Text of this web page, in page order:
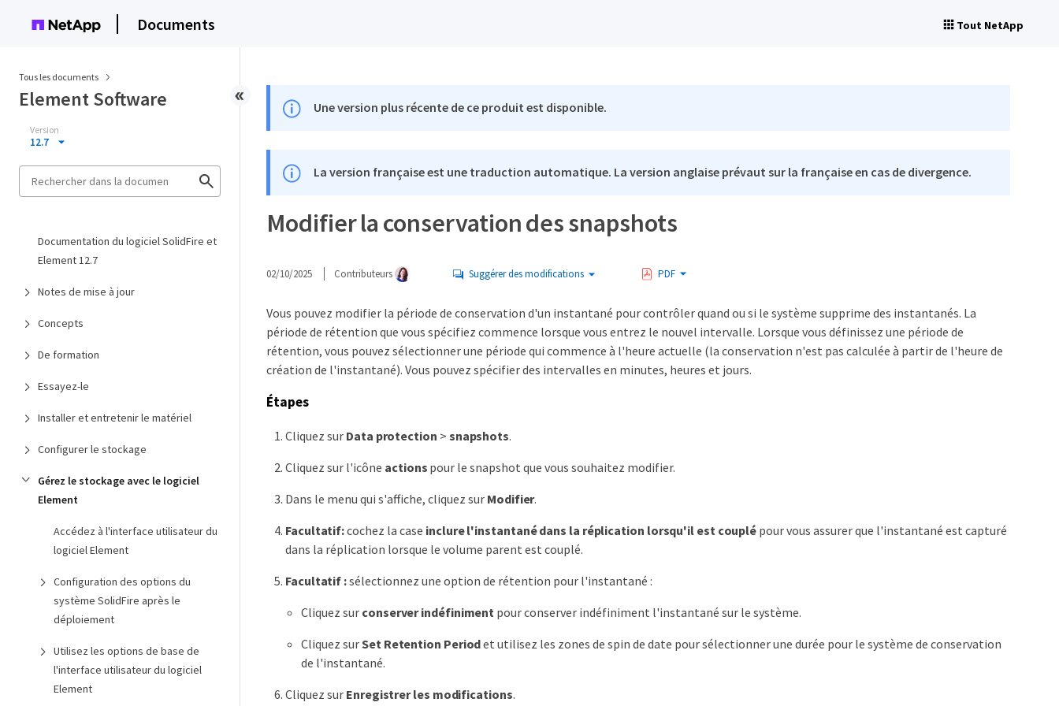
Documents Tout NetApp
Tous les documents
Element Software
Version
12.7
Documentation du logiciel SolidFire et
Element 12.7
Notes de mise à jour
Concepts
De formation
Essayez-le
Installer et entretenir le matériel
Configurer le stockage
Gérez le stockage avec le logiciel
Element
Accédez à l'interface utilisateur du
logiciel Element
Configuration des options du
système SolidFire après le
déploiement
Utilisez les options de base de
l'interface utilisateur du logiciel
Element
Une version plus récente de ce produit est disponible.
La version française est une traduction automatique. La version anglaise prévaut sur la française en cas de divergence.
Modifier la conservation des snapshots
02/10/2025 Contributeurs Suggérer des modifications PDF
Vous pouvez modifier la période de conservation d'un instantané pour contrôler quand ou si le système supprime des instantanés. La
période de rétention que vous spécifiez commence lorsque vous entrez le nouvel intervalle. Lorsque vous définissez une période de
rétention, vous pouvez sélectionner une période qui commence à l'heure actuelle (la conservation n'est pas calculée à partir de l'heure de
création de l'instantané). Vous pouvez spécifier des intervalles en minutes, heures et jours.
Étapes
Cliquez sur Data protection > snapshots.
Cliquez sur l'icône actions pour le snapshot que vous souhaitez modifier.
Dans le menu qui s'affiche, cliquez sur Modifier.
Facultatif:cochez la case inclure l'instantané dans la réplication lorsqu'il est couplé pour vous assurer que l'instantané est capturé
dans la réplication lorsque le volume parent est couplé.
Facultatif :sélectionnez une option de rétention pour l'instantané :
Cliquez sur conserver indéfiniment pour conserver indéfiniment l'instantané sur le système.
Cliquez surSet Retention Periodet utilisez les zones de spin de date pour sélectionner une durée pour le système de conservation
de l'instantané.
Cliquez sur Enregistrer les modifications.